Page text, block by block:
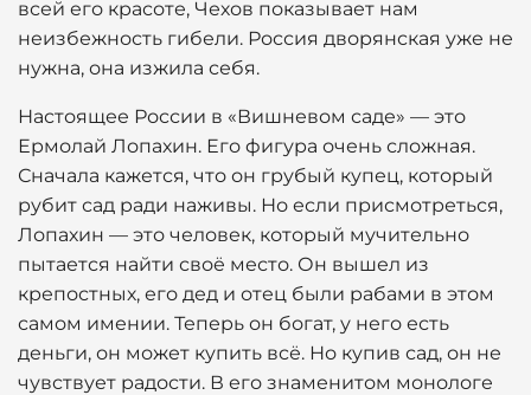
всей его красоте, Чехов показывает нам
неизбежность гибели. Россия дворянская уже не
нужна, она изжила себя.
Настоящее России в «Вишневом саде» — это
Ермолай Лопахин. Его фигура очень сложная.
Сначала кажется, что он грубый купец, который
рубит сад ради наживы. Но если присмотреться,
Лопахин — это человек, который мучительно
пытается найти своё место. Он вышел из
крепостных, его дед и отец были рабами в этом
самом имении. Теперь он богат, у него есть
деньги, он может купить всё. Но купив сад, он не
чувствует радости. В его знаменитом монологе